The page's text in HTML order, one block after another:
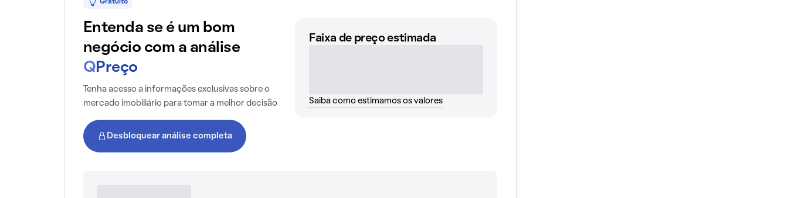
Gratuito
Entenda se é um bom
negócio com a análise
Q Preço
Tenha acesso a informações exclusivas sobre o
mercado imobiliário para tomar a melhor decisão
Desbloquear análise completa
Faixa de preço estimada
Saiba como estimamos os valores